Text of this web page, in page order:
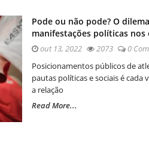
Pode ou não pode? O
manifestações políticas nos
out 13, 2022 2073
0
Posicionamentos públicos de
pautas políticas e sociais é cada
a relação
Read More...